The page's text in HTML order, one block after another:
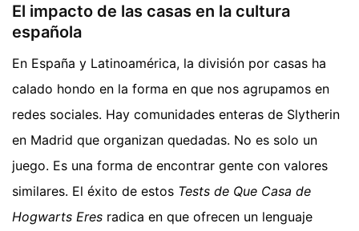
El impacto de las casas en la cultura
española
En España y Latinoamérica, la división por casas ha
calado hondo en la forma en que nos agrupamos en
redes sociales. Hay comunidades enteras de Slytherin
en Madrid que organizan quedadas. No es solo un
juego. Es una forma de encontrar gente con valores
similares. El éxito de estos Tests de Que Casa de
Hogwarts Eres radica en que ofrecen un lenguaje